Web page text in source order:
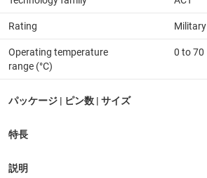
Rating Military
Operating temperature
range (°C)
0 to 70